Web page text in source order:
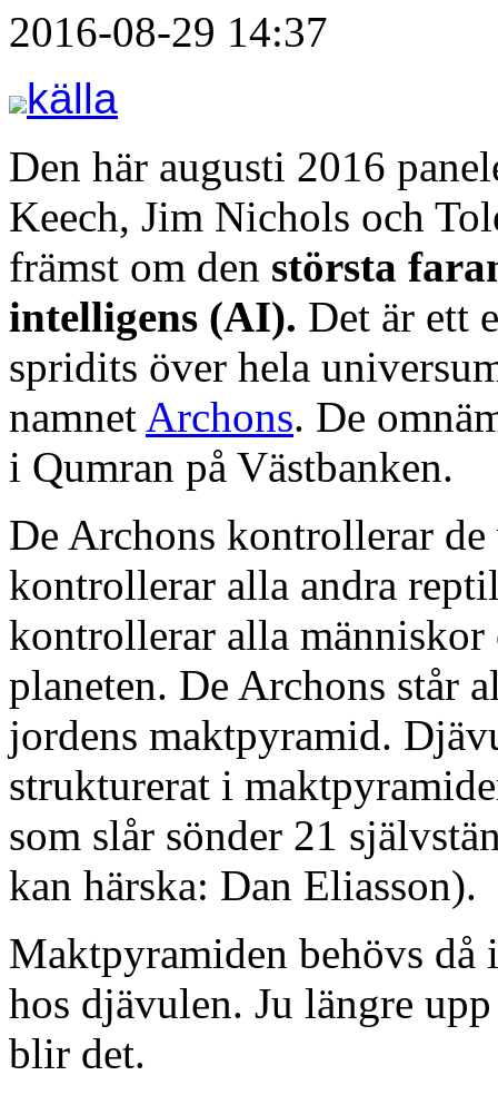
2016-08-29 14:37
källa
Den här augusti 2016
Keech, Jim Nichols och
främst om den största
intelligens (AI). Det är ett
spridits över hela
namnet Archons. De
i Qumran på Västbanken.
De Archons kontrollerar
kontrollerar alla andra
kontrollerar alla människor
planeten. De Archons står
jordens maktpyramid.
strukturerat i
som slår sönder 21
kan härska: Dan Eliasson).
Maktpyramiden behövs
hos djävulen. Ju längre
blir det.